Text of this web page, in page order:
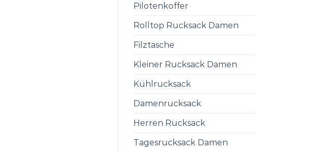
Pilotenkoffer
Rolltop Rucksack Damen
Filztasche
Kleiner Rucksack Damen
Kühlrucksack
Damenrucksack
Herren Rucksack
Tagesrucksack Damen